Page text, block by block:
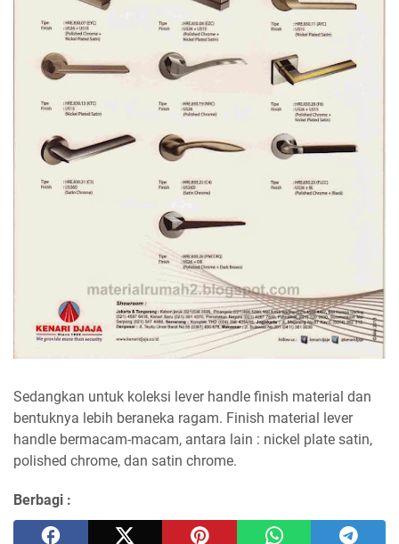
Sedangkan untuk koleksi lever handle finish material dan
bentuknya lebih beraneka ragam. Finish material lever
handle bermacam-macam, antara lain : nickel plate satin,
polished chrome, dan satin chrome.
Berbagi :